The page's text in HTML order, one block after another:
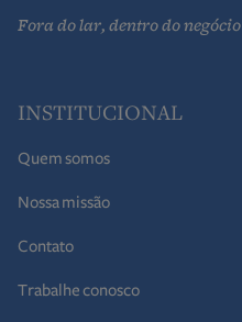
Fora do lar, dentro do negócio
INSTITUCIONAL
Quem somos
Nossa missão
Contato
Trabalhe conosco